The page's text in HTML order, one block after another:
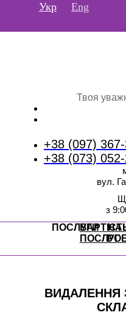
Укр Eng
Твоя
+38 (097)
+38 (073)
вул.
з
ПОСЛУГИ
ПОСЛУГ
ВИДАЛЕННЯ